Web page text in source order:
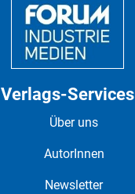
Verlags-Services
Über uns
AutorInnen
Newsletter